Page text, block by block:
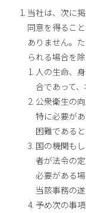
当社は、次に
同意を得るこ
ありません。
られる場合を除
人の生命、
合であって
公衆衛生の
特に必要が
困難である
国の機関も
者が法令の
必要がある
当該事務の
予め次の事